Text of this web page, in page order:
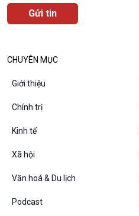
Văn hoá & Du lịch
Tin Văn hoá & Du lịch
Podcast
CHUYÊN MỤC
Giới thiệu
Chính trị
Kinh tế
Xã hội
Văn hoá & Du lịch
Podcast